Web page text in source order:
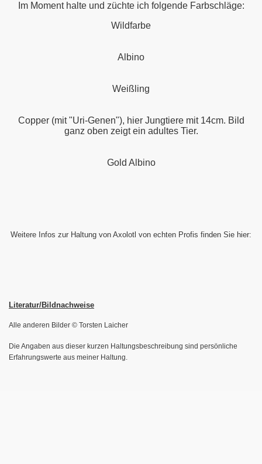
Im Moment halte und züchte ich folgende Farbschläge:
Wildfarbe
Albino
Weißling
Copper (mit "Uri-Genen"), hier Jungtiere mit 14cm. Bild
ganz oben zeigt ein adultes Tier.
Gold Albino
Weitere Infos zur Haltung von Axolotl von echten Profis finden Sie hier:
Literatur/Bildnachweise
Alle anderen Bilder © Torsten Laicher
Die Angaben aus dieser kurzen Haltungsbeschreibung sind persönliche
Erfahrungswerte aus meiner Haltung.